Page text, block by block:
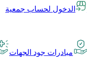
الدخول لحساب جمعية
مبادرات جود الجهات